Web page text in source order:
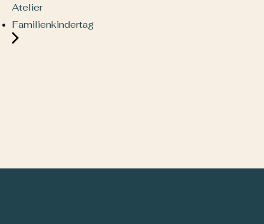
Atelier
Familienkindertag